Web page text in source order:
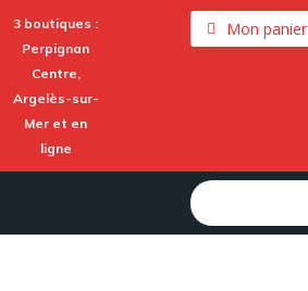
3 boutiques :
Perpignan
Centre,
Argelès-sur-
Mer et en
ligne
Mon panier
Rechercher :